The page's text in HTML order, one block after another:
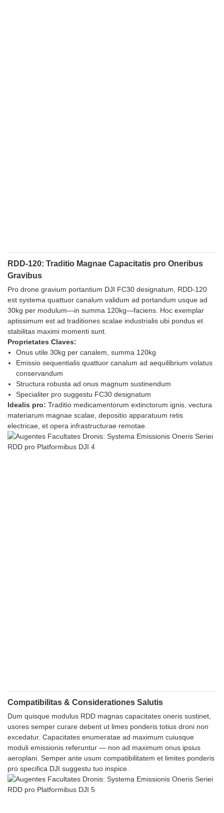
RDD-120: Traditio Magnae Capacitatis pro Oneribus
Gravibus
Pro drone gravium portantium DJI FC30 designatum, RDD-120
est systema quattuor canalum validum ad portandum usque ad
30kg per modulum—in summa 120kg—faciens. Hoc exemplar
aptissimum est ad traditiones scalae industrialis ubi pondus et
stabilitas maximi momenti sunt.
Proprietates Claves:
Onus utile 30kg per canalem, summa 120kg
Emissio sequentialis quattuor canalum ad aequilibrium volatus
conservandum
Structura robusta ad onus magnum sustinendum
Specialiter pro suggestu FC30 designatum
Idealis pro: Traditio medicamentorum extinctorum ignis, vectura
materiarum magnae scalae, depositio apparatuum retis
electricae, et opera infrastructurae remotae.
Compatibilitas & Considerationes Salutis
Dum quisque modulus RDD magnas capacitates oneris sustinet,
usores semper curare debent ut limes ponderis totius droni non
excedatur. Capacitates enumeratae ad maximum cuiusque
moduli emissionis referuntur — non ad maximum onus ipsius
aeroplani. Semper ante usum compatibilitatem et limites ponderis
pro specifica DJI suggestu tuo inspice.